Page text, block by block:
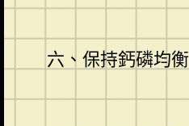
六、保持鈣磷均衡